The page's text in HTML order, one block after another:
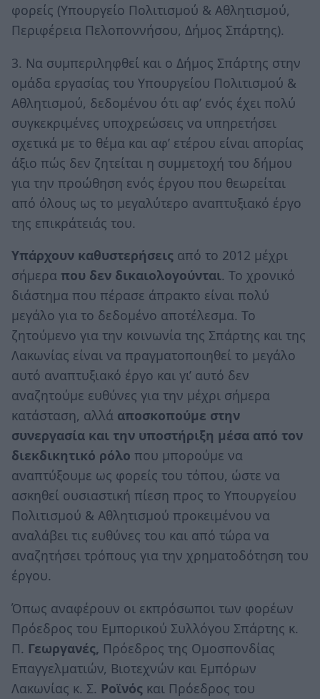
φορείς (Υπουργείο Πολιτισμού & Αθλητισμού,
Περιφέρεια Πελοποννήσου, Δήμος Σπάρτης).
3. Να συμπεριληφθεί και ο Δήμος Σπάρτης στην
ομάδα εργασίας του Υπουργείου Πολιτισμού &
Αθλητισμού, δεδομένου ότι αφ’ ενός έχει πολύ
συγκεκριμένες υποχρεώσεις να υπηρετήσει
σχετικά με το θέμα και αφ’ ετέρου είναι απορίας
άξιο πώς δεν ζητείται η συμμετοχή του δήμου
για την προώθηση ενός έργου που θεωρείται
από όλους ως το μεγαλύτερο αναπτυξιακό έργο
της επικράτειάς του.
Υπάρχουν καθυστερήσεις από το 2012 μέχρι
σήμερα που δεν δικαιολογούνται. Το χρονικό
διάστημα που πέρασε άπρακτο είναι πολύ
μεγάλο για το δεδομένο αποτέλεσμα. Το
ζητούμενο για την κοινωνία της Σπάρτης και της
Λακωνίας είναι να πραγματοποιηθεί το μεγάλο
αυτό αναπτυξιακό έργο και γι’ αυτό δεν
αναζητούμε ευθύνες για την μέχρι σήμερα
κατάσταση, αλλά αποσκοπούμε στην
συνεργασία και την υποστήριξη μέσα από τον
διεκδικητικό ρόλο που μπορούμε να
αναπτύξουμε ως φορείς του τόπου, ώστε να
ασκηθεί ουσιαστική πίεση προς το Υπουργείου
Πολιτισμού & Αθλητισμού προκειμένου να
αναλάβει τις ευθύνες του και από τώρα να
αναζητήσει τρόπους για την χρηματοδότηση του
έργου.
Όπως αναφέρουν οι εκπρόσωποι των φορέων
Πρόεδρος του Εμπορικού Συλλόγου Σπάρτης κ.
Π. Γεωργανές, Πρόεδρος της Ομοσπονδίας
Επαγγελματιών, Βιοτεχνών και Εμπόρων
Λακωνίας κ. Σ. Ροϊνός και Πρόεδρος του